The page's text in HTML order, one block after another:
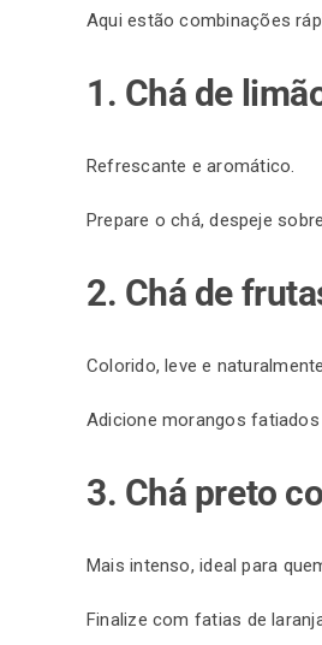
Aqui estão combinações
1. Chá de
Refrescante e aromático.
Prepare o chá, despeje
2. Chá de
Colorido, leve e
Adicionemorangosfatiados
3. Chá preto
Mais intenso, ideal para
Finalize com fatias de